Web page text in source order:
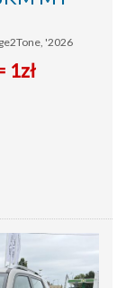
'2026
1zł